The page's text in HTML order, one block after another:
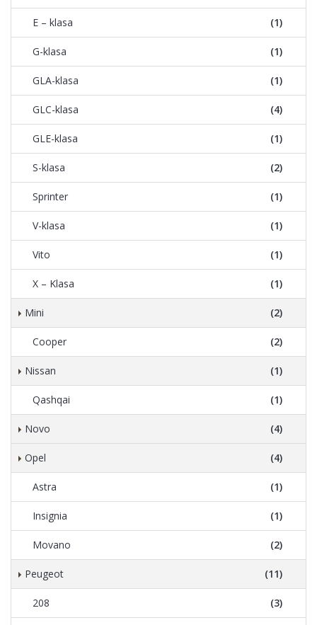
E – klasa (1)
G-klasa (1)
GLA-klasa (1)
GLC-klasa (4)
GLE-klasa (1)
S-klasa (2)
Sprinter (1)
V-klasa (1)
Vito (1)
X – Klasa (1)
Mini (2)
Cooper (2)
Nissan (1)
Qashqai (1)
Novo (4)
Opel (4)
Astra (1)
Insignia (1)
Movano (2)
Peugeot (11)
208 (3)